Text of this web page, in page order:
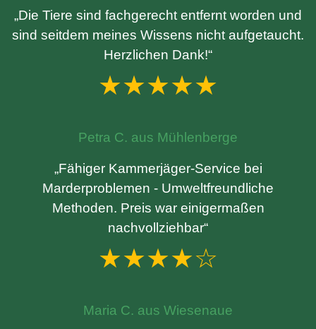
„Die Tiere sind fachgerecht entfernt worden und
sind seitdem meines Wissens nicht aufgetaucht.
Herzlichen Dank!“
★★★★★
Petra C. aus Mühlenberge
„Fähiger Kammerjäger-Service bei
Marderproblemen - Umweltfreundliche
Methoden. Preis war einigermaßen
nachvollziehbar“
★★★★☆
Maria C. aus Wiesenaue